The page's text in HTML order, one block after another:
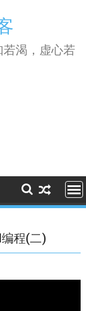
渴，虚心若
程(二)